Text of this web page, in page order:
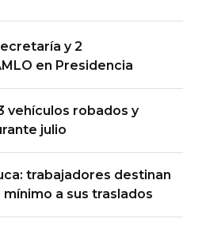
y 2
en Presidencia
vehículos robados y
julio
trabajadores destinan
mínimo a sus traslados